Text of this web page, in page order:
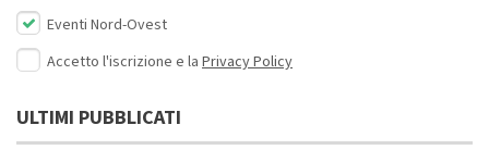
Eventi Nord-Ovest
Accetto l'iscrizione e la Privacy Policy
ULTIMI PUBBLICATI